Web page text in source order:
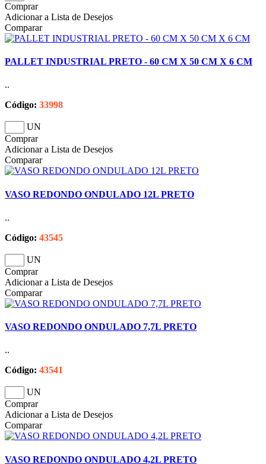
Comprar
Adicionar a Lista de Desejos
Comparar
PALLET INDUSTRIAL PRETO - 60 CM X 50 CM X 6 CM
..
Código: 33998
UN
Comprar
Adicionar a Lista de Desejos
Comparar
VASO REDONDO ONDULADO 12L PRETO
..
Código: 43545
UN
Comprar
Adicionar a Lista de Desejos
Comparar
VASO REDONDO ONDULADO 7,7L PRETO
..
Código: 43541
UN
Comprar
Adicionar a Lista de Desejos
Comparar
VASO REDONDO ONDULADO 4,2L PRETO